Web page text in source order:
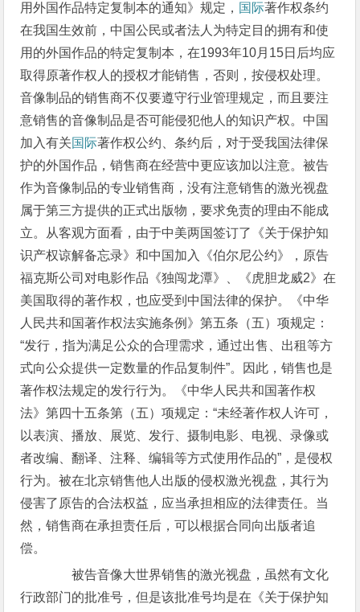
用外国作品特定复制本的通知》规定， 国际著作权条约
在我国生效前，中国公民或者法人为特定目的拥有和使
用的外国作品的特定复制本，在1993年10月15日后均应
取得原著作权人的授权才能销售，否则，按侵权处理。
音像制品的销售商不仅要遵守行业管理规定，而且要注
意销售的音像制品是否可能侵犯他人的知识产权。中国
加入有关国际著作权公约、条约后，对于受我国法律保
护的外国作品，销售商在经营中更应该加以注意。被告
作为音像制品的专业销售商，没有注意销售的激光视盘
属于第三方提供的正式出版物，要求免责的理由不能成
立。从客观方面看，由于中美两国签订了《关于保护知
识产权谅解备忘录》和中国加入《伯尔尼公约》，原告
福克斯公司对电影作品《独闯龙潭》、《虎胆龙威2》在
美国取得的著作权，也应受到中国法律的保护。《中华
人民共和国著作权法实施条例》第五条（五）项规定：
“发行，指为满足公众的合理需求，通过出售、出租等方
式向公众提供一定数量的作品复制件”。因此，销售也是
著作权法规定的发行行为。《中华人民共和国著作权
法》第四十五条第（五）项规定：“未经著作权人许可，
以表演、播放、展览、发行、摄制电影、电视、录像或
者改编、翻译、注释、编辑等方式使用作品的”，是侵权
行为。被在北京销售他人出版的侵权激光视盘，其行为
侵害了原告的合法权益，应当承担相应的法律责任。当
然，销售商在承担责任后，可以根据合同向出版者追
偿。
被告音像大世界销售的激光视盘，虽然有文化
行政部门的批准号，但是该批准号均是在《关于保护知